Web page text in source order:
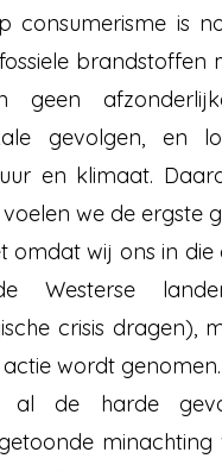
consumerisme is
brandstoffen
gevolgen, en
en klimaat.
we de ergste
wij ons in die
Westerse
crisis dragen),
wordt
al de harde
minachting